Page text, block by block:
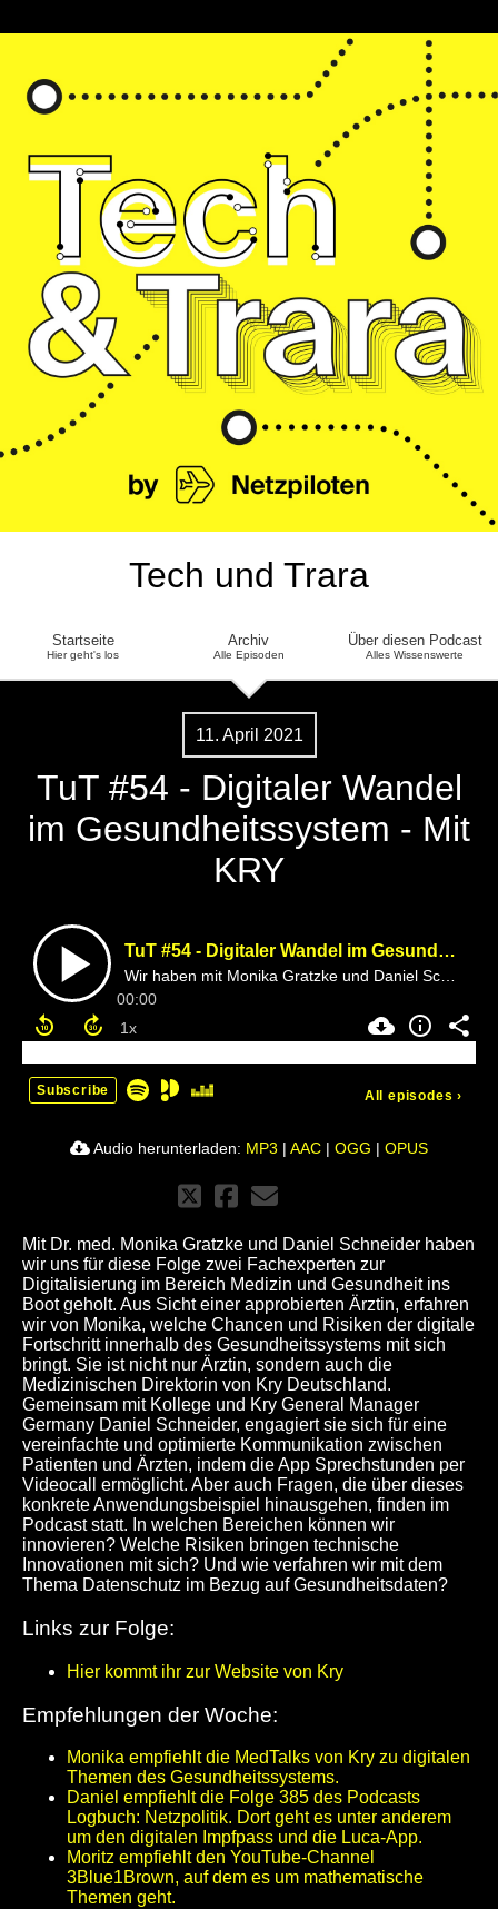
Tech und Trara
Startseite
Hier geht's los
Archiv
Alle Episoden
Über diesen Podcast
Alles Wissenswerte
11. April 2021
TuT #54 - Digitaler Wandel
im Gesundheitssystem - Mit
KRY
TuT #54 - Digitaler Wandel im Gesundheitssystem - Mit KRY
Wir haben mit Monika Gratzke und Daniel Schneider von KRY über die möglichen Risiken und Nebenwirkungen von digitalen Sprechstunden und die Chancen eines digitalisierten Gesundheitssystems gesprochen.
00:00
Subscribe All episodes ›
Audio herunterladen: MP3 | AAC | OGG | OPUS
Mit Dr. med. Monika Gratzke und Daniel Schneider haben
wir uns für diese Folge zwei Fachexperten zur
Digitalisierung im Bereich Medizin und Gesundheit ins
Boot geholt. Aus Sicht einer approbierten Ärztin, erfahren
wir von Monika, welche Chancen und Risiken der digitale
Fortschritt innerhalb des Gesundheitssystems mit sich
bringt. Sie ist nicht nur Ärztin, sondern auch die
Medizinischen Direktorin von Kry Deutschland.
Gemeinsam mit Kollege und Kry General Manager
Germany Daniel Schneider, engagiert sie sich für eine
vereinfachte und optimierte Kommunikation zwischen
Patienten und Ärzten, indem die App Sprechstunden per
Videocall ermöglicht. Aber auch Fragen, die über dieses
konkrete Anwendungsbeispiel hinausgehen, finden im
Podcast statt. In welchen Bereichen können wir
innovieren? Welche Risiken bringen technische
Innovationen mit sich? Und wie verfahren wir mit dem
Thema Datenschutz im Bezug auf Gesundheitsdaten?
Links zur Folge:
Hier kommt ihr zur Website von Kry
Empfehlungen der Woche:
Monika empfiehlt die MedTalks von Kry zu digitalen
Themen des Gesundheitssystems.
Daniel empfiehlt die Folge 385 des Podcasts
Logbuch: Netzpolitik. Dort geht es unter anderem
um den digitalen Impfpass und die Luca-App.
Moritz empfiehlt den YouTube-Channel
3Blue1Brown, auf dem es um mathematische
Themen geht.